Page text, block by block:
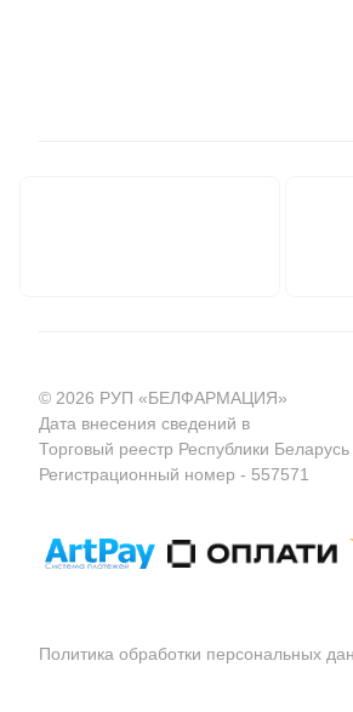
© 2026 РУП «БЕЛФАРМАЦИЯ»
Дата внесения сведений в
Торговый реестр Республики
Регистрационный номер - 557571
Политика обработки персональных